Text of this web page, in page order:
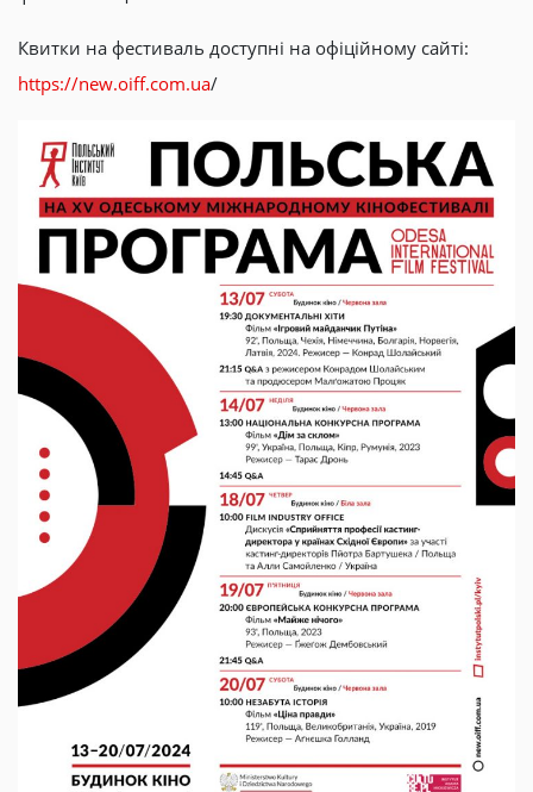
Квитки на фестиваль доступні на офіційному сайті:
https://new.oiff.com.ua/